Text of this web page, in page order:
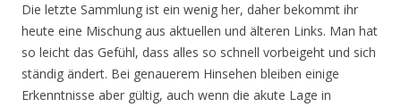
Die letzte Sammlung ist ein wenig her, daher bekommt ihr
heute eine Mischung aus aktuellen und älteren Links. Man hat
so leicht das Gefühl, dass alles so schnell vorbeigeht und sich
ständig ändert. Bei genauerem Hinsehen bleiben einige
Erkenntnisse aber gültig, auch wenn die akute Lage in